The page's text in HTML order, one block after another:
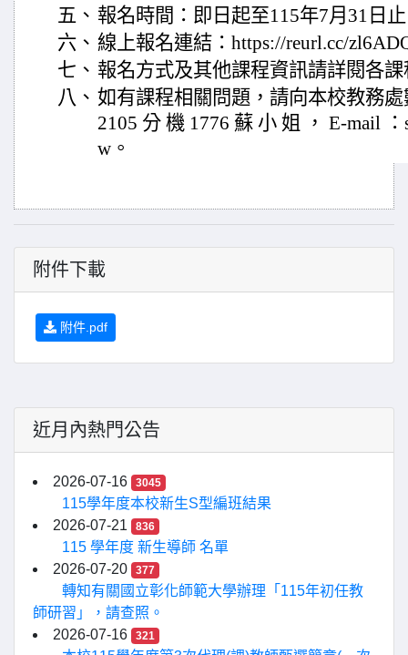
五、 報名時間：即日起至115年7月31日
六、 線上報名連結：https://reurl.cc/
七、 報名方式及其他課程資訊請詳閱各
八、 如有課程相關問題，請向本校教務
2105 分 機 1776 蘇 小 姐 ， E-mail
w。
附件下載
附件.pdf
近月內熱門公告
2026-07-16 3045
115學年度本校新生S型編班結果
2026-07-21
836
115 學年度 新生導師 名單
2026-07-20
377
轉知有關國立彰化師範大學辦理「115年初任教
師研習」，請查照。
2026-07-16
321